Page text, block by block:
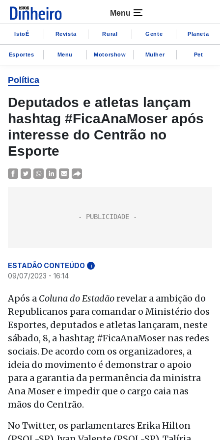
Menu
IstoÉ Revista Rural Gente Planeta
Esportes Menu Motorshow Mulher Pet
Política
Deputados e atletas lançam
hashtag #FicaAnaMoser após
interesse do Centrão no
Esporte
ESTADÃO CONTEÚDO i
09/07/2023 - 16:14
Após a Coluna do Estadãorevelar a ambição do
Republicanos para comandar o Ministério dos
Esportes, deputados e atletas lançaram, neste
sábado, 8, a hashtag #FicaAnaMoser nas redes
sociais. De acordo com os organizadores, a
ideia do movimento é demonstrar o apoio
para a garantia da permanência da ministra
Ana Moser e impedir que o cargo caia nas
mãos do Centrão.
No Twitter, os parlamentares Erika Hilton